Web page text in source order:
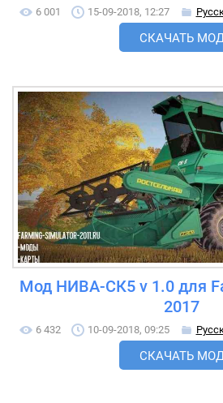
6 001 15-09-2018, 12:27
СКАЧАТЬ
Мод НИВА-СК5 v 1.0 для
2017
6 432 10-09-2018, 09:25
СКАЧАТЬ